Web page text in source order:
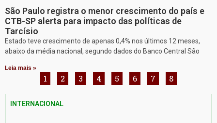
São Paulo registra o menor crescimento do país e
CTB-SP alerta para impacto das políticas de
Tarcísio
Estado teve crescimento de apenas 0,4% nos últimos 12 meses,
abaixo da média nacional, segundo dados do Banco Central São
Leia mais »
1 2 3 4 5 6 7 8
INTERNACIONAL